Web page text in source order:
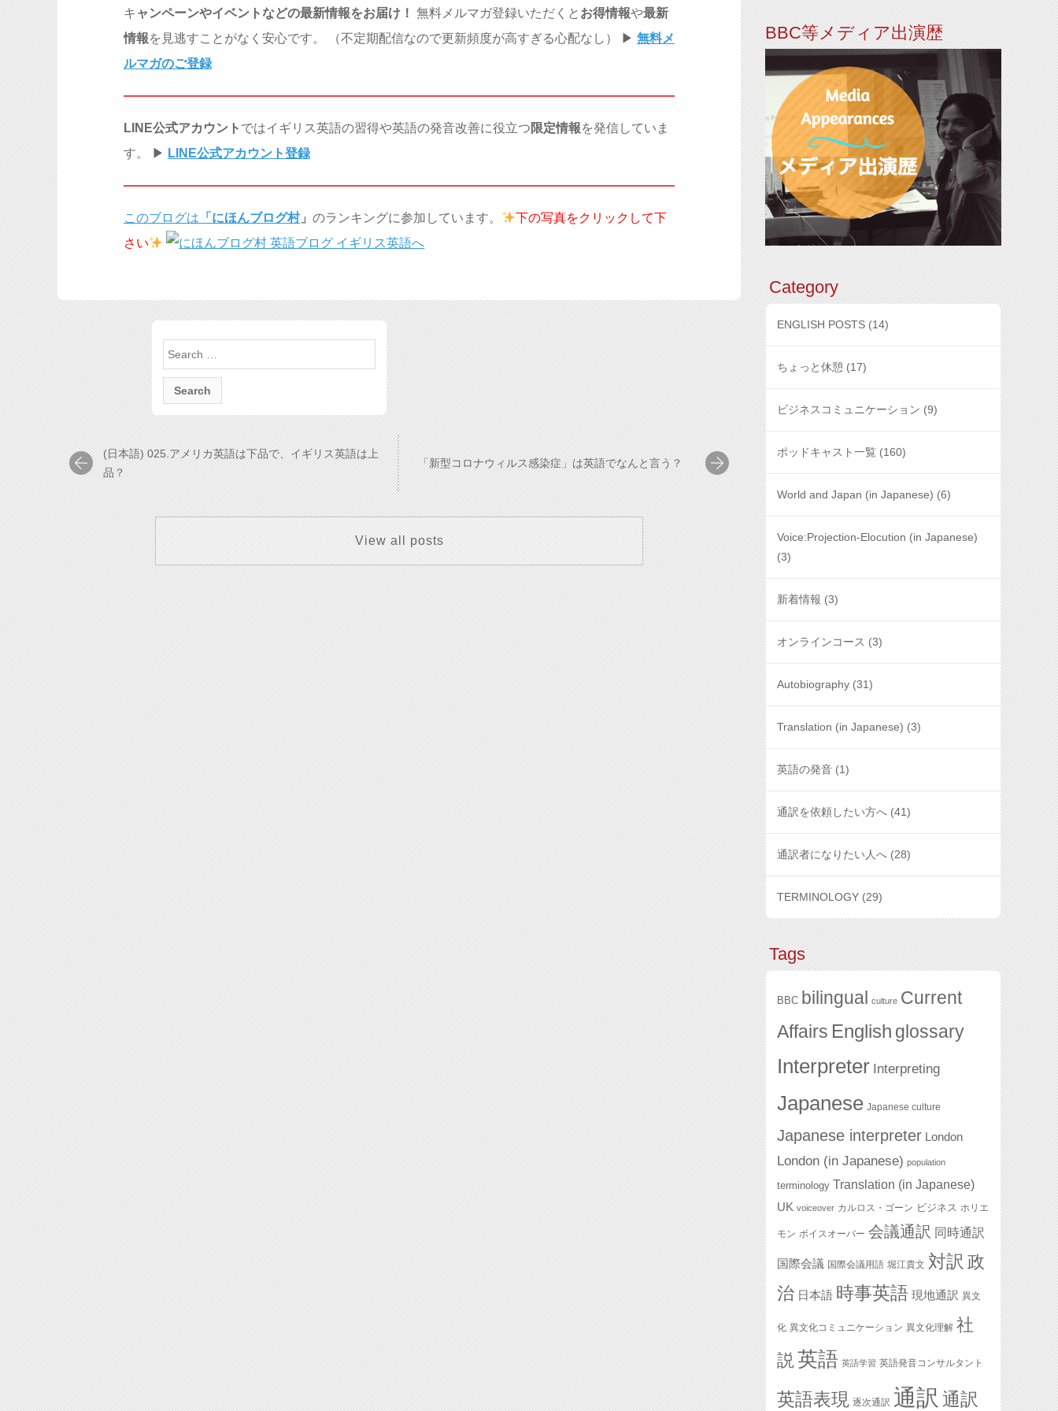
キ ャンペーンやイベントなどの最新情報をお届け！ 無料メルマガ登録いただくと お得情報や最新
情報を見逃すことがなく安心です。 （不定期配信なので更新頻度が高すぎる心配なし） ▶︎ 無料メ
ルマガのご登録
LINE公式アカウント ではイギリス英語の習得や英語の発音改善に役立つ 限定情報を発信していま
す。 ▶︎ LINE公式アカウント登録
このブログは 「 にほんブログ村」 のランキングに参加しています。 下の写真をクリックして下
さい
Search
for:
(日本語) 025.アメリカ英語は下品で、イギリス英語は上
品？
「新型コロナウィルス感染症」は英語でなんと言う？
View all posts
BBC等メディア出演歴
Category
ENGLISH POSTS (14)
ちょっと休憩 (17)
ビジネスコミュニケーション (9)
ポッドキャスト一覧 (160)
World and Japan (in Japanese) (6)
Voice:Projection-Elocution (in Japanese)
(3)
新着情報 (3)
オンラインコース (3)
Autobiography (31)
Translation (in Japanese) (3)
英語の発音 (1)
通訳を依頼したい方へ (41)
通訳者になりたい人へ (28)
TERMINOLOGY (29)
Tags
BBC bilingual culture Current
Affairs English glossary
Interpreter Interpreting
Japanese Japanese culture
Japanese interpreter London
London (in Japanese) population
terminology Translation (in Japanese)
UK voiceover カルロス・ゴーン ビジネス ホリエ
モン ボイスオーバー 会議通訳 同時通訳
国際会議 国際会議用語 堀江貴文 対訳 政
治 日本語 時事英語 現地通訳 異文
化 異文化コミュニケーション 異文化理解 社
説英語 英語学習 英語発音コンサルタント
英語表現 逐次通訳 通訳 通訳